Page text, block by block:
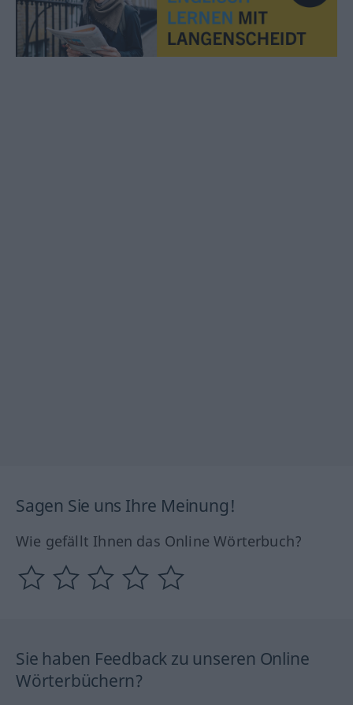
Sagen Sie uns Ihre Meinung!
Wie gefällt Ihnen das Online Wörterbuch?
Sie haben Feedback zu unseren Online
Wörterbüchern?